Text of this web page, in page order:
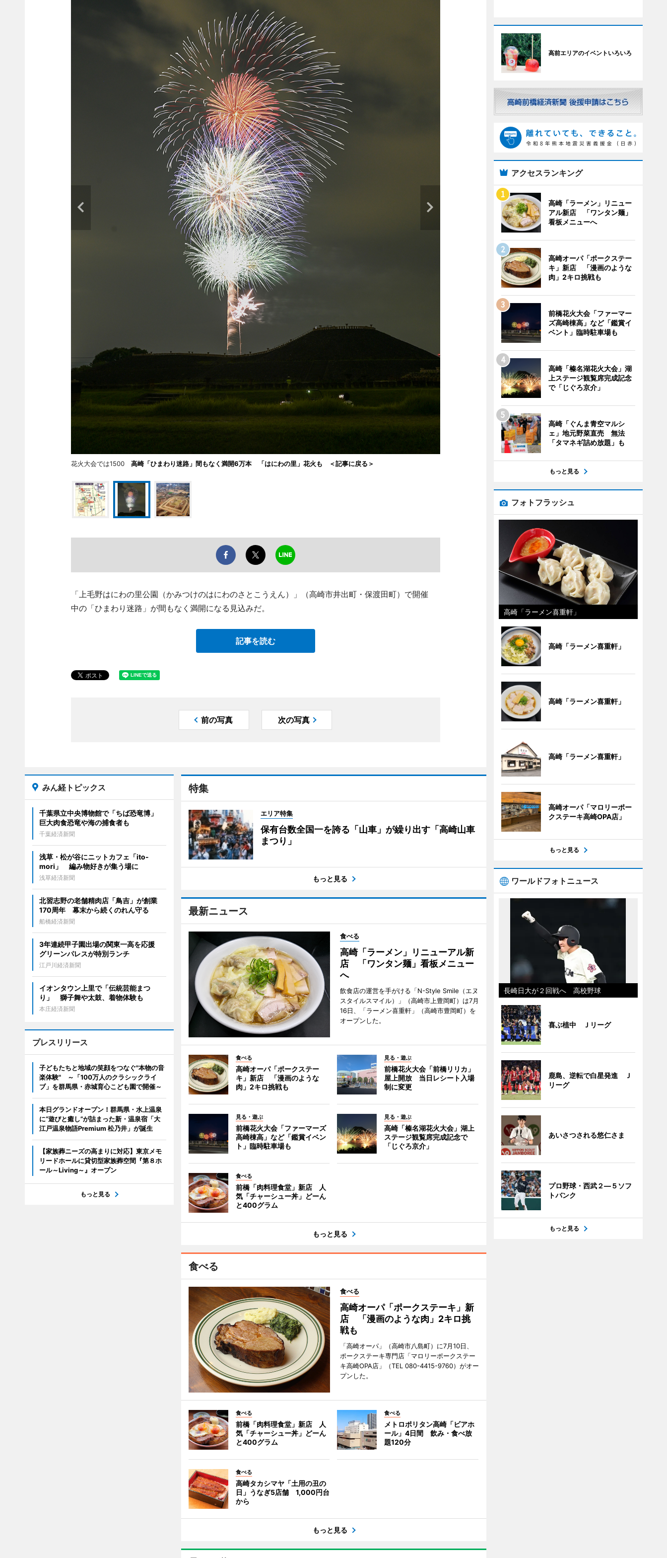
花火大会では1500 高崎「ひまわり迷路」間もなく満開6万本 「はにわの里」花火も ＜記事に戻る＞
「上毛野はにわの里公園（かみつけのはにわのさとこうえん）」（高崎市井出町・保渡田町）で開催
中の「ひまわり迷路」が間もなく満開になる見込みだ。
記事を読む
前の写真 次の写真
特集
エリア特集
保有台数全国一を誇る「山車」が繰り出す「高崎山車
まつり」
もっと見る
最新ニュース
食べる
高崎「ラーメン」リニューアル新
店 「ワンタン麺」看板メニュー
へ
飲食店の運営を手がける「N-Style Smile（エヌ
スタイルスマイル）」（高崎市上豊岡町）は7月
16日、「ラーメン喜重軒」（高崎市豊岡町）を
オープンした。
食べる
高崎オーパ「ポークステー
キ」新店 「漫画のような
肉」2キロ挑戦も
見る・遊ぶ
前橋花火大会「前橋リリカ」
屋上開放 当日レシート入場
制に変更
見る・遊ぶ
前橋花火大会「ファーマーズ
高崎棟高」など「鑑賞イベン
ト」臨時駐車場も
見る・遊ぶ
高崎「榛名湖花火大会」湖上
ステージ観覧席完成記念で
「じぐろ京介」
食べる
前橋「肉料理食堂」新店 人
気「チャーシュー丼」どーん
と400グラム
もっと見る
食べる
食べる
高崎オーパ「ポークステーキ」新
店 「漫画のような肉」2キロ挑
戦も
「高崎オーパ」（高崎市八島町）に7月10日、
ポークステーキ専門店「マロリーポークステー
キ高崎OPA店」（TEL 080-4415-9760）がオー
プンした。
食べる
前橋「肉料理食堂」新店 人
気「チャーシュー丼」どーん
と400グラム
食べる
メトロポリタン高崎「ビアホ
ール」4日間 飲み・食べ放
題120分
食べる
高崎タカシマヤ「土用の丑の
日」うなぎ5店舗 1,000円台
から
もっと見る
みん経トピックス
千葉県立中央博物館で「ちば恐竜博」
巨大肉食恐竜や海の捕食者も
千葉経済新聞
浅草・松が谷にニットカフェ「ito-
mori」 編み物好きが集う場に
浅草経済新聞
北習志野の老舗精肉店「鳥吉」が創業
170周年 幕末から続くのれん守る
船橋経済新聞
3年連続甲子園出場の関東一高を応援
グリーンパレスが特別ランチ
江戸川経済新聞
イオンタウン上里で「伝統芸能まつ
り」 獅子舞や太鼓、着物体験も
本庄経済新聞
プレスリリース
子どもたちと地域の笑顔をつなぐ"本物の音
楽体験" ～「100万人のクラシックライ
ブ」を群馬県・赤城育心こども園で開催～
本日グランドオープン！群馬県・水上温泉
に“遊びと癒し”が詰まった新・温泉宿「大
江戸温泉物語Premium 松乃井」が誕生
【家族葬ニーズの高まりに対応】東京メモ
リードホールに貸切型家族葬空間『第８ホ
ール～Living～』オープン
もっと見る
高前エリアのイベントいろいろ
アクセスランキング
高崎「ラーメン」リニュー
アル新店 「ワンタン麺」
看板メニューへ
高崎オーパ「ポークステー
キ」新店 「漫画のような
肉」2キロ挑戦も
前橋花火大会「ファーマー
ズ高崎棟高」など「鑑賞イ
ベント」臨時駐車場も
高崎「榛名湖花火大会」湖
上ステージ観覧席完成記念
で「じぐろ京介」
高崎「ぐんま青空マルシ
ェ」地元野菜直売 無法
「タマネギ詰め放題」も
もっと見る
フォトフラッシュ
高崎「ラーメン喜重軒」
高崎「ラーメン喜重軒」
高崎「ラーメン喜重軒」
高崎「ラーメン喜重軒」
高崎オーパ「マロリーポー
クステーキ高崎OPA店」
もっと見る
ワールドフォトニュース
長崎日大が２回戦へ 高校野球
喜ぶ植中 Ｊリーグ
鹿島、逆転で白星発進 Ｊ
リーグ
あいさつされる悠仁さま
プロ野球・西武２―５ソフ
トバンク
もっと見る